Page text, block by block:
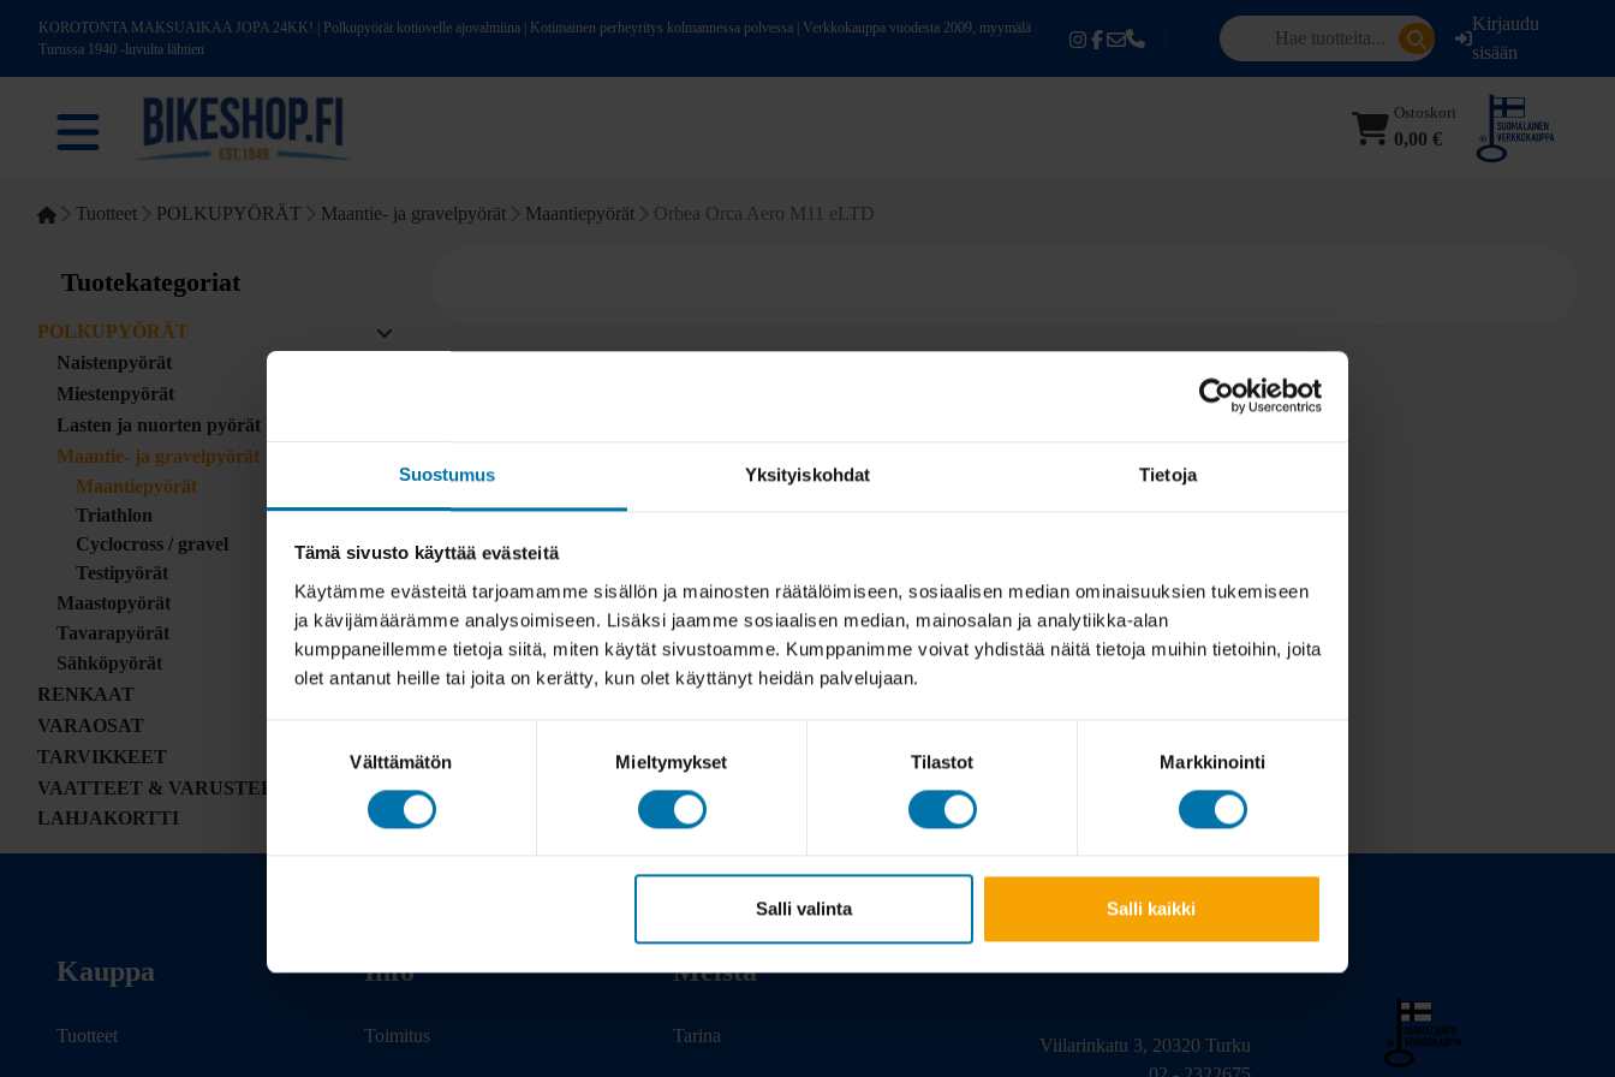
Suostumus Yksityiskohdat Tietoja
Tämä sivusto käyttää evästeitä
Käytämme evästeitä tarjoamamme sisällön ja mainosten räätälöimiseen, sosiaalisen median ominaisuuksien tukemiseen
ja kävijämäärämme analysoimiseen. Lisäksi jaamme sosiaalisen median, mainosalan ja analytiikka-alan
kumppaneillemme tietoja siitä, miten käytät sivustoamme. Kumppanimme voivat yhdistää näitä tietoja muihin tietoihin, joita
olet antanut heille tai joita on kerätty, kun olet käyttänyt heidän palvelujaan.
Välttämätön Mieltymykset Tilastot Markkinointi
Salli valinta Salli kaikki
KOROTONTA MAKSUAIKAA JOPA 24KK! | Polkupyörät kotiovelle ajovalmiina | Kotimainen perheyritys kolmannessa polvessa | Verkkokauppa vuodesta 2009, myymälä
Turussa 1940 -luvulta lähtien
Kirjaudu
sisään
Ostoskori
0,00 €
Tuotteet POLKUPYÖRÄT Maantie- ja gravelpyörät Maantiepyörät Orbea Orca Aero M11 eLTD
Tuotekategoriat
POLKUPYÖRÄT
Naistenpyörät
Miestenpyörät
Lasten ja nuorten pyörät
Maantie- ja gravelpyörät
Maantiepyörät
Triathlon
Cyclocross / gravel
Testipyörät
Maastopyörät
Tavarapyörät
Sähköpyörät
RENKAAT
VARAOSAT
TARVIKKEET
VAATTEET & VARUSTEET
LAHJAKORTTI
Kauppa
Tuotteet
Info
Toimitus
Meistä
Tarina
Viilarinkatu 3, 20320 Turku